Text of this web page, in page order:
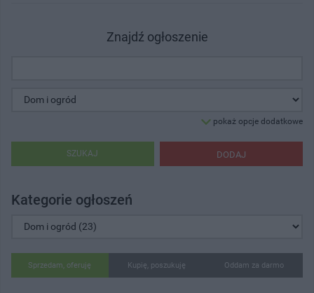
Znajdź ogłoszenie
pokaż opcje dodatkowe
DODAJ
SZUKAJ
Kategorie ogłoszeń
Sprzedam, oferuję Kupię, poszukuję Oddam za darmo